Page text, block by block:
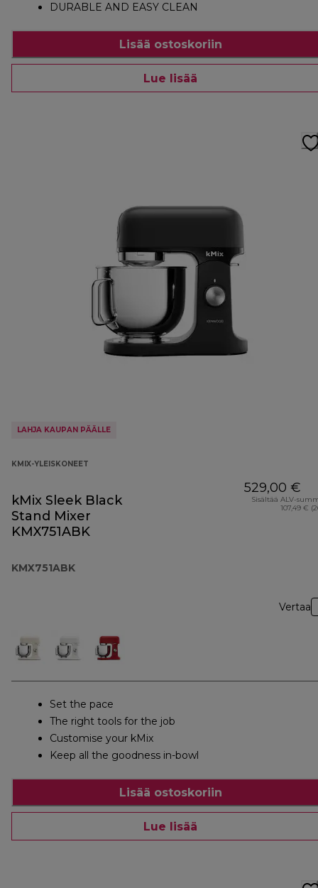
DURABLE AND EASY CLEAN
Lisää ostoskoriin
Lue lisää
LAHJA KAUPAN PÄÄLLE
KMIX-YLEISKONEET
kMix Sleek Black
Stand Mixer
KMX751ABK
KMX751ABK
529,00 €
Sisältää ALV-
107,49 €
Vertaa
Set the pace
The right tools for the job
Customise your kMix
Keep all the goodness in-bowl
Lisää ostoskoriin
Lue lisää